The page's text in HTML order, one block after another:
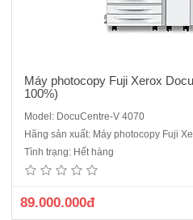
Máy photocopy Fuji Xerox
100%)
Model: DocuCentre-V 4070
Hãng sản xuất: Máy photocopy Fuji
Tình trạng: Hết hàng
89.000.000đ
Máy Photocopy Fuji Xerox 5325
Scan màu qua mạng.Chức năng
và đảo 2 mặt bản gốc tự động
giấy : A5/A4/A3 – Postcard –